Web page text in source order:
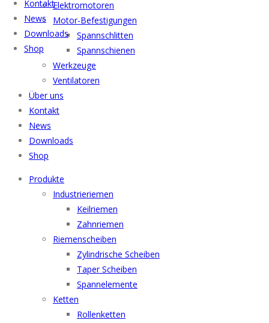
Elektromotoren
Motor-Befestigungen
Spannschlitten
Spannschienen
Werkzeuge
Ventilatoren
Über uns
Kontakt
News
Downloads
Shop
Menu
Produkte
Industrieriemen
Keilriemen
Zahnriemen
Riemenscheiben
Zylindrische Scheiben
Taper Scheiben
Spannelemente
Ketten
Rollenketten
Kontakt
News
Downloads
Shop